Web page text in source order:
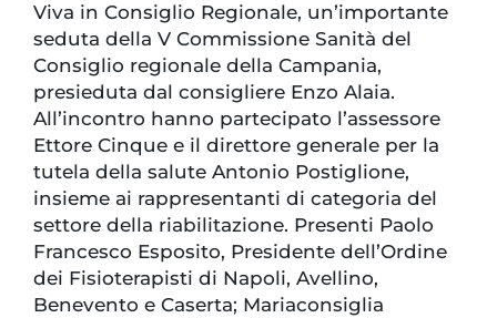
Viva in Consiglio Regionale, un’importante
seduta della V Commissione Sanità del
Consiglio regionale della Campania,
presieduta dal consigliere Enzo Alaia.
All’incontro hanno partecipato l’assessore
Ettore Cinque e il direttore generale per la
tutela della salute Antonio Postiglione,
insieme ai rappresentanti di categoria del
settore della riabilitazione. Presenti Paolo
Francesco Esposito, Presidente dell’Ordine
dei Fisioterapisti di Napoli, Avellino,
Benevento e Caserta; Mariaconsiglia